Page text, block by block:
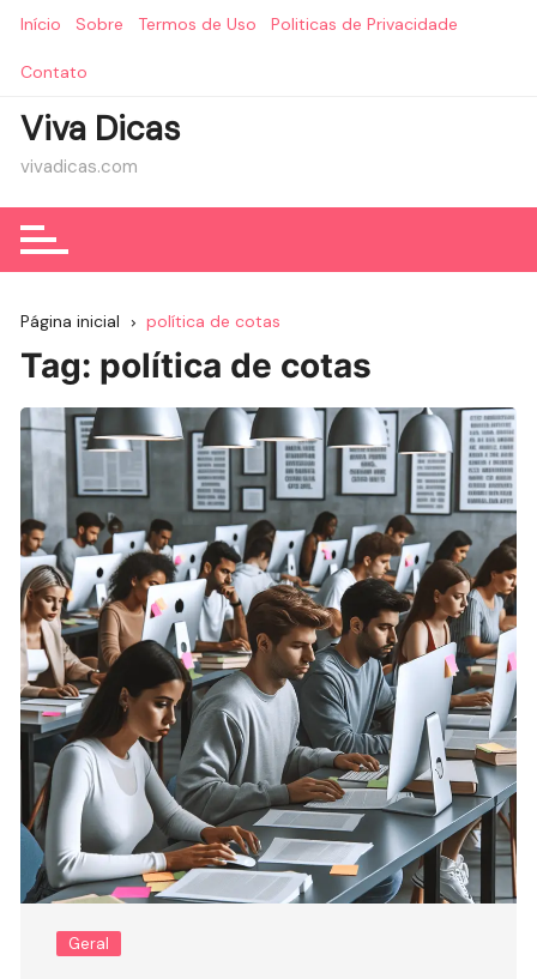
Início Sobre Termos de Uso Politicas de Privacidade
Contato
Viva Dicas
vivadicas.com
Página inicial política de cotas
Tag: política de cotas
Geral